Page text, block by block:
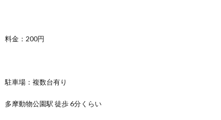
料金：200円
駐車場：複数台有り
多摩動物公園駅 徒歩 6分くらい